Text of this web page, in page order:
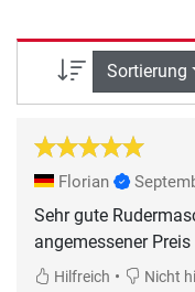
Sortierung
Florian
Sehr gute
angemessener Preis
Hilfreich • Nicht